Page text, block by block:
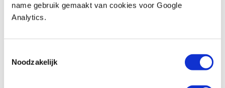
name gebruik gemaakt van cookies voor Google
Analytics.
Noodzakelijk
Op voorraad